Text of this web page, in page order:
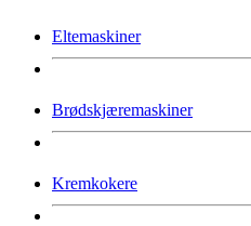
Eltemaskiner
Brødskjæremaskiner
Kremkokere